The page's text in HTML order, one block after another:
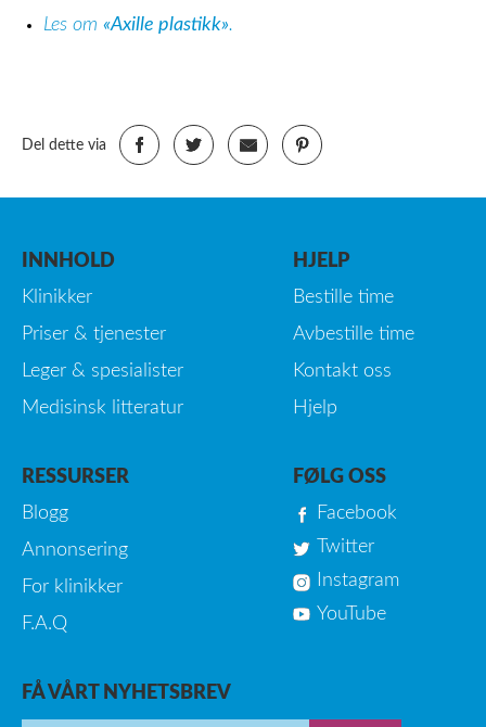
Les om «Axille plastikk».
Del dette via
INNHOLD
Klinikker
Priser & tjenester
Leger & spesialister
Medisinsk litteratur
HJELP
Bestille time
Avbestille time
Kontakt oss
Hjelp
RESSURSER
Blogg
Annonsering
For klinikker
F.A.Q
FØLG OSS
Facebook
Twitter
Instagram
YouTube
FÅ VÅRT NYHETSBREV